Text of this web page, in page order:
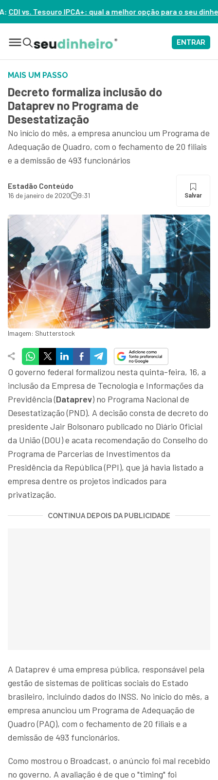
a melhor opção para o seu dinheiro hoje? – ASSISTA
ENTRAR
MAIS UM PASSO
Decreto formaliza inclusão do
Dataprev no Programa de
Desestatização
No início do mês, a empresa anunciou um Programa de
Adequação de Quadro, com o fechamento de 20 filiais
e a demissão de 493 funcionários
Estadão Conteúdo
16 de janeiro de 2020 9:31 Salvar
Imagem: Shutterstock
O governo federal formalizou nesta quinta-feira, 16, a
inclusão da Empresa de Tecnologia e Informações da
Previdência (Dataprev) no Programa Nacional de
Desestatização (PND). A decisão consta de decreto do
presidente Jair Bolsonaro publicado no Diário Oficial
da União (DOU) e acata recomendação do Conselho do
Programa de Parcerias de Investimentos da
Presidência da República (PPI), que já havia listado a
empresa dentre os projetos indicados para
privatização.
CONTINUA DEPOIS DA PUBLICIDADE
A Dataprev é uma empresa pública, responsável pela
gestão de sistemas de políticas sociais do Estado
brasileiro, incluindo dados do INSS. No início do mês, a
empresa anunciou um Programa de Adequação de
Quadro (PAQ), com o fechamento de 20 filiais e a
demissão de 493 funcionários.
Como mostrou o Broadcast, o anúncio foi mal recebido
no governo. A avaliação é de que o "timing" foi